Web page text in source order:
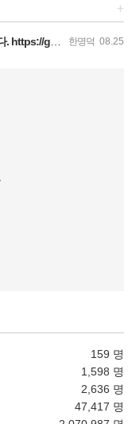
+
한명덕 08.25
도네이션 …
159 명
1,598 명
2,636 명
47,417 명